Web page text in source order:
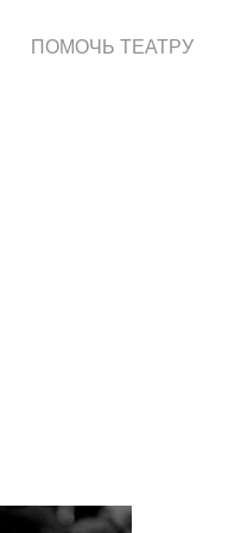
ПОМОЧЬ ТЕАТРУ